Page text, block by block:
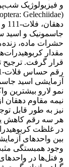
جاسمونیک و اسید
حشرات ماده،
مقدار
قرار گرفت. ترجیح
آزمایشی اسید
نمو لارو بیشترین
نیمه مقاوم دهقان
نیز به طور قابل
هر سه رقم کاهش
در غلظت
بین واحد‌های
وجود همبستگی
و فنل‌ها در